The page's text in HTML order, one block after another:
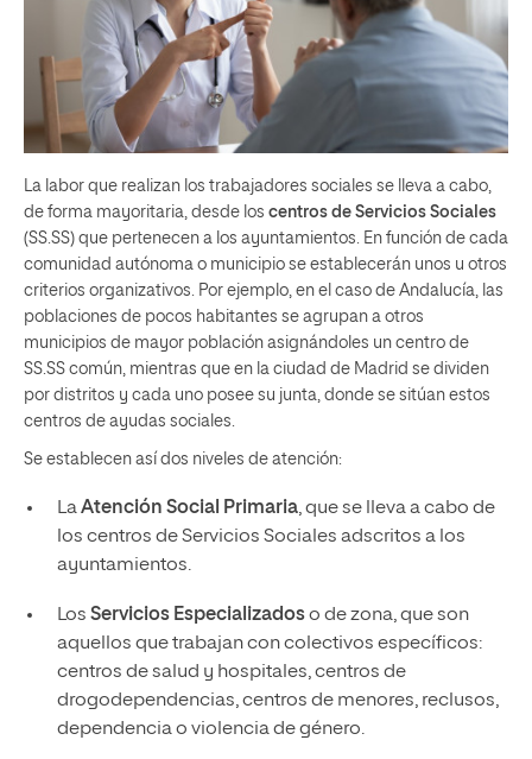
La labor que realizan los trabajadores sociales se lleva a cabo,
de forma mayoritaria, desde los centros de Servicios Sociales
(SS.SS) que pertenecen a los ayuntamientos. En función de cada
comunidad autónoma o municipio se establecerán unos u otros
criterios organizativos. Por ejemplo, en el caso de Andalucía, las
poblaciones de pocos habitantes se agrupan a otros
municipios de mayor población asignándoles un centro de
SS.SS común, mientras que en la ciudad de Madrid se dividen
por distritos y cada uno posee su junta, donde se sitúan estos
centros de ayudas sociales.
Se establecen así dos niveles de atención:
LaAtención Social Primaria, que se lleva a cabo de
los centros de Servicios Sociales adscritos a los
ayuntamientos.
Los Servicios Especializadoso de zona, que son
aquellos que trabajan con colectivos específicos:
centros de salud y hospitales, centros de
drogodependencias, centros de menores, reclusos,
dependencia o violencia de género.